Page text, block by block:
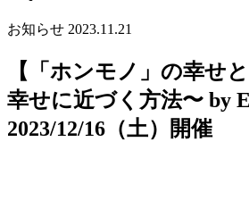
お知らせ 2023.11.21
【「ホンモノ」の幸せ
幸せに近づく方法〜 by
2023/12/16（土）開催